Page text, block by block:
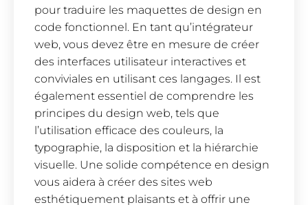
pour traduire les maquettes de design en
code fonctionnel. En tant qu’intégrateur
web, vous devez être en mesure de créer
des interfaces utilisateur interactives et
conviviales en utilisant ces langages. Il est
également essentiel de comprendre les
principes du design web, tels que
l’utilisation efficace des couleurs, la
typographie, la disposition et la hiérarchie
visuelle. Une solide compétence en design
vous aidera à créer des sites web
esthétiquement plaisants et à offrir une